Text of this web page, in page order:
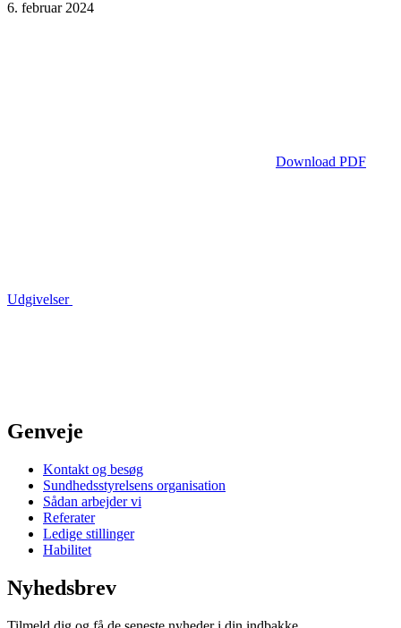
6. februar 2024
Download PDF
Udgivelser
Genveje
Kontakt og besøg
Sundhedsstyrelsens organisation
Sådan arbejder vi
Referater
Ledige stillinger
Habilitet
Nyhedsbrev